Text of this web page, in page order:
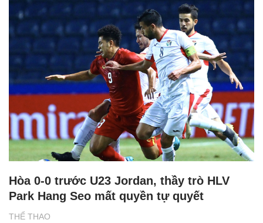
THỂ THAO
Hòa 0-0 trước U23 Jordan, thầy trò HLV
Park Hang Seo mất quyền tự quyết